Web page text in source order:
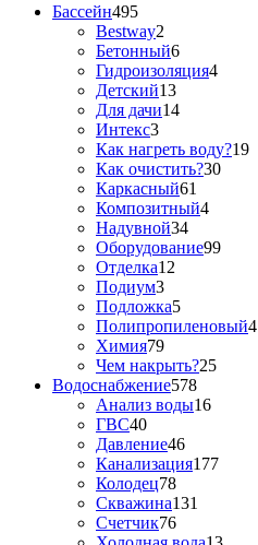
Бассейн495
Bestway2
Бетонный6
Гидроизоляция4
Детский13
Для дачи14
Интекс3
Как нагреть воду?19
Как очистить?30
Каркасный61
Композитный4
Надувной34
Оборудование99
Отделка12
Подиум3
Подложка5
Полипропиленовый4
Химия79
Чем накрыть?25
Водоснабжение578
Анализ воды16
ГВС40
Давление46
Канализация177
Колодец78
Скважина131
Счетчик76